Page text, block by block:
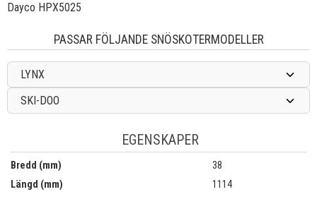
Dayco HPX5025
PASSAR FÖLJANDE SNÖSKOTERMODELLER
LYNX
SKI-DOO
EGENSKAPER
Bredd (mm)
38
Längd (mm)
1114